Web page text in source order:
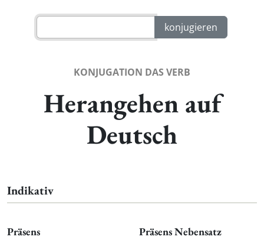
KONJUGATION DAS VERB
Herangehen auf
Deutsch
Indikativ
Präsens Präsens Nebensatz